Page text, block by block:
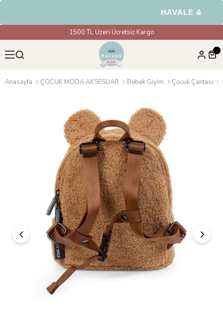
HAVALE & EFT
1500 TL Üzeri Ücretsiz Kargo
Anasayfa ÇOCUK MODA AKSESUAR Bebek Giyim Çocuk Çantası